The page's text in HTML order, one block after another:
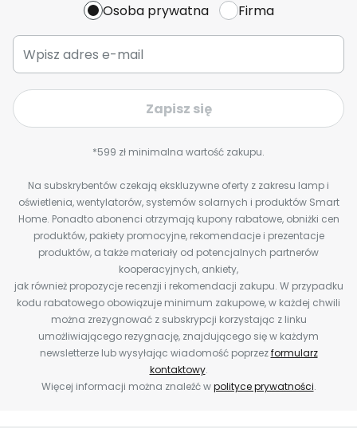
Osoba prywatna Firma
Zapisz się
*599 zł minimalna wartość zakupu.
Na subskrybentów czekają ekskluzywne oferty z zakresu lamp i
oświetlenia, wentylatorów, systemów solarnych i produktów Smart
Home. Ponadto abonenci otrzymają kupony rabatowe, obniżki cen
produktów, pakiety promocyjne, rekomendacje i prezentacje
produktów, a także materiały od potencjalnych partnerów
kooperacyjnych, ankiety,
jak również propozycje recenzji i rekomendacji zakupu. W przypadku
kodu rabatowego obowiązuje minimum zakupowe, w każdej chwili
można zrezygnować z subskrypcji korzystając z linku
umożliwiającego rezygnację, znajdującego się w każdym
newsletterze lub wysyłając wiadomość poprzezformularz
kontaktowy.
Więcej informacji można znaleźć wpolityce prywatności.